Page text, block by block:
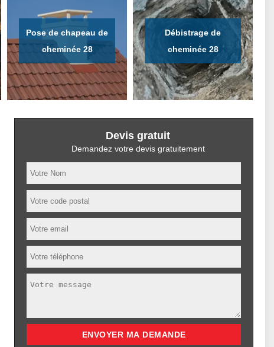
Pose de chapeau de
cheminée 28
Débistrage de
cheminée 28
Devis gratuit
Demandez votre devis gratuitement